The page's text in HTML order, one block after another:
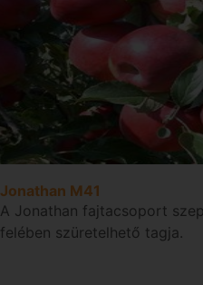
Jonathan M41
A Jonathan fajtacsoport
felében szüretelhető tagja.